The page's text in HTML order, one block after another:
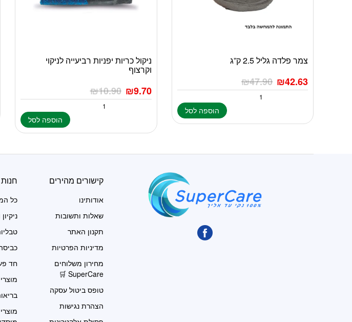
צמר פלדה גליל 2.5 ק”ג
₪47.90 ₪42.63
הוספה לסל
ניקול כריות יפניות רביעייה לניקוי
וקרצוף
₪10.90 ₪9.70
הוספה לסל
קישורים מהירים
אודותינו
שאלות ותשובות
תקנון האתר
מדיניות הפרטיות
מחירון משלוחים
SuperCare 🛒
טופס ביטול עסקה
הצהרת נגישות
חנות
כל
חד